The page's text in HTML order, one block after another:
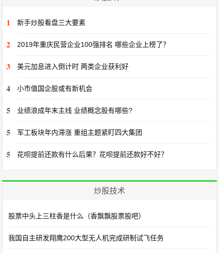
1 新手炒股看盘三大要素
2 2019年重庆民营企业100强排名 哪些企业上榜了？
3 美元加息进入倒计时 两类企业获利好
4 小市值国企股或有新机会
5 业绩浪成年末主线 业绩概念股有哪些?
5 军工板块年内滞涨 重组主题紧盯四大集团
5 花呗提前还款有什么后果？花呗提前还款好不好？
炒股技术
股票中头上三柱香是什么（香飘飘股票股吧）
我国自主研发翔鹰200大型无人机完成研制试飞任务